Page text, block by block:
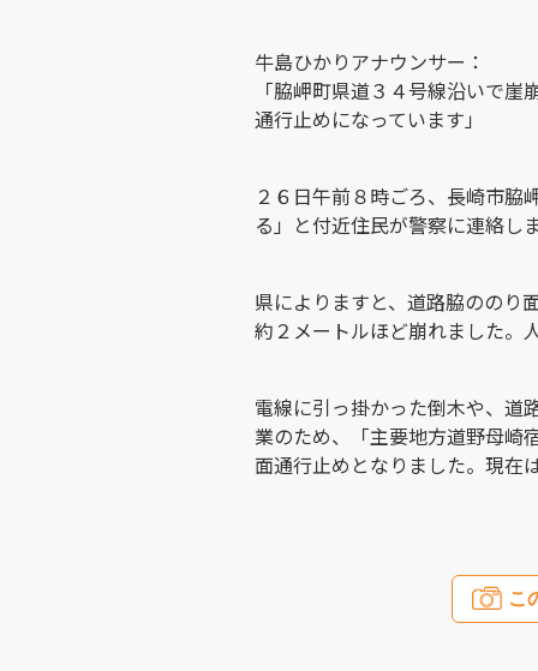
牛島ひかりアナウンサー：
「脇岬町県道３４号線沿いで
通行止めになっています」
２６日午前８時ごろ、長崎市脇
る」と付近住民が警察に連絡し
県によりますと、道路脇ののり
約２メートルほど崩れました。
電線に引っ掛かった倒木や、道
業のため、「主要地方道野母崎
面通行止めとなりました。現在
こ